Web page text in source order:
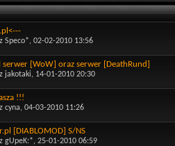
Speco*, 02-02-2010 13:56
[WoW] oraz serwer [DeathRund]
jakotaki, 14-01-2010 20:30
!!!
cyna, 04-03-2010 11:26
[DIABLOMOD] S/NS
gUpeK:*, 25-01-2010 06:59